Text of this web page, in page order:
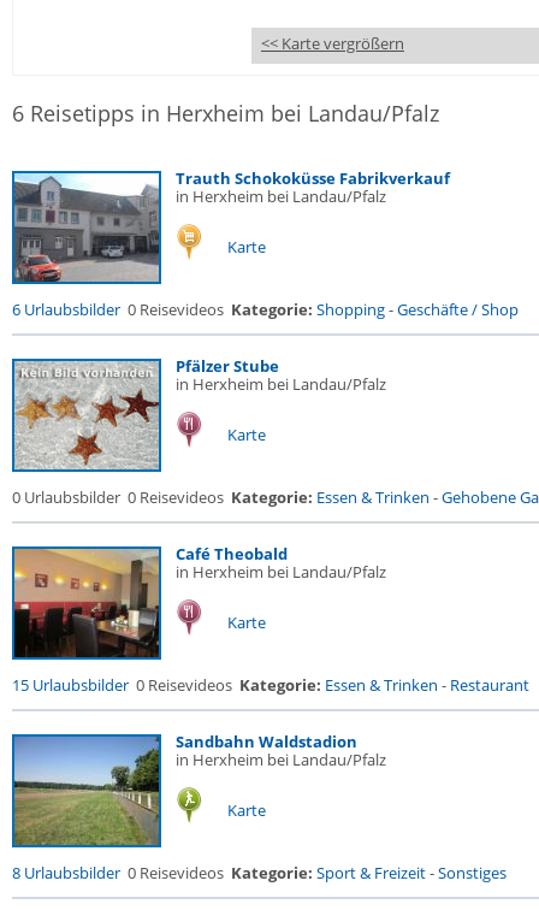
<< Karte vergrößern
6 Reisetipps in Herxheim bei Landau/Pfalz
Trauth Schokoküsse Fabrikverkauf
in Herxheim bei Landau/Pfalz
Karte
6 Urlaubsbilder 0 Reisevideos Kategorie: Shopping-Geschäfte / Shop
Pfälzer Stube
in Herxheim bei Landau/Pfalz
Karte
0 Urlaubsbilder 0 Reisevideos Kategorie: Essen & Trinken -Gehobene
Café Theobald
in Herxheim bei Landau/Pfalz
Karte
15 Urlaubsbilder 0 Reisevideos Kategorie: Essen & Trinken - Restaurant
Sandbahn Waldstadion
in Herxheim bei Landau/Pfalz
Karte
8 Urlaubsbilder 0 Reisevideos Kategorie: Sport & Freizeit-Sonstiges